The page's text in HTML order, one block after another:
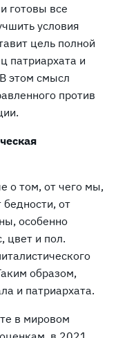
готовы все
условия
цель полной
патриархата и
этом смысл
против
о том, от чего мы,
от
особенно
цвет и пол.
образом,
и патриархата.
в мировом